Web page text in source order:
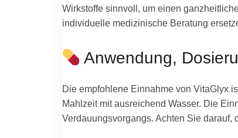
Wirkstoffe sinnvoll, um einen
individuelle medizinische Beratung
Anwendung,
Die empfohlene Einnahme von VitaGlyx
Mahlzeit mit ausreichend Wasser. Die
Verdauungsvorgangs. Achten Sie